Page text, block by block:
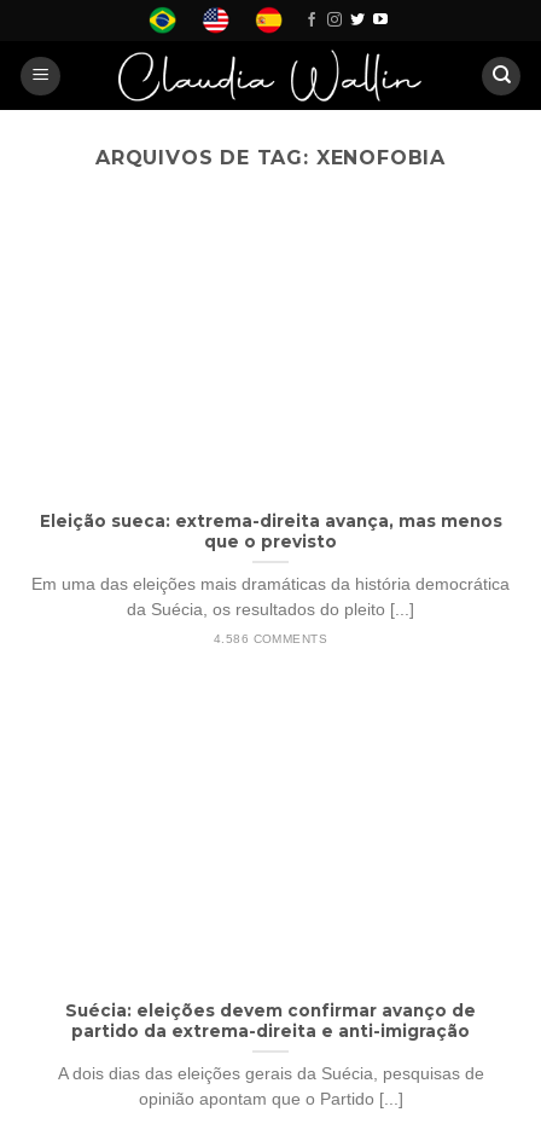
content
ARQUIVOS DE TAG: XENOFOBIA
Eleição sueca: extrema-direita avança, mas menos
que o previsto
Em uma das eleições mais dramáticas da história democrática
da Suécia, os resultados do pleito [...]
4.586 COMMENTS
Suécia: eleições devem confirmar avanço de
partido da extrema-direita e anti-imigração
A dois dias das eleições gerais da Suécia, pesquisas de
opinião apontam que o Partido [...]